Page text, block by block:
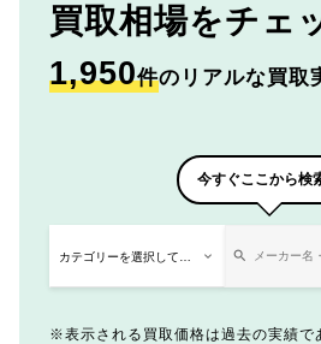
買取相場をチェ
1,950件のリアルな買取
今すぐここから検
表示される買取価格は過去の実績で